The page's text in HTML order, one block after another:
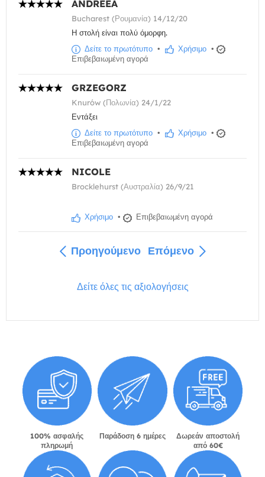
ANDREEA
Bucharest (Ρουμανία) 14/12/20
Η στολή είναι πολύ όμορφη.
Δείτε το πρωτότυπο • Χρήσιμο •
Επιβεβαιωμένη αγορά
GRZEGORZ
Knurów (Πολωνία) 24/1/22
Εντάξει
Δείτε το πρωτότυπο • Χρήσιμο •
Επιβεβαιωμένη αγορά
NICOLE
Brocklehurst (Αυστραλία) 26/9/21
Χρήσιμο • Επιβεβαιωμένη αγορά
Προηγούμενο Επόμενο
Δείτε όλες τις αξιολογήσεις
100% ασφαλής
πληρωμή
Παράδοση 6 ημέρες
Δωρεάν αποστολή
από 60€